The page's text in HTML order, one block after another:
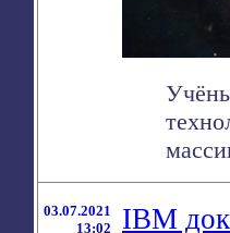
03.07.2021
13:02
IBM